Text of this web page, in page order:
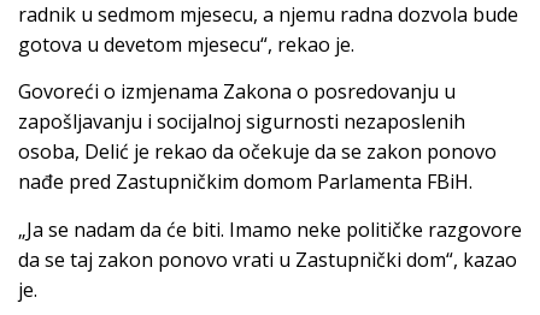
radnik u sedmom mjesecu, a njemu radna dozvola bude
gotova u devetom mjesecu“, rekao je.
Govoreći o izmjenama Zakona o posredovanju u
zapošljavanju i socijalnoj sigurnosti nezaposlenih
osoba, Delić je rekao da očekuje da se zakon ponovo
nađe pred Zastupničkim domom Parlamenta FBiH.
„Ja se nadam da će biti. Imamo neke političke razgovore
da se taj zakon ponovo vrati u Zastupnički dom“, kazao
je.